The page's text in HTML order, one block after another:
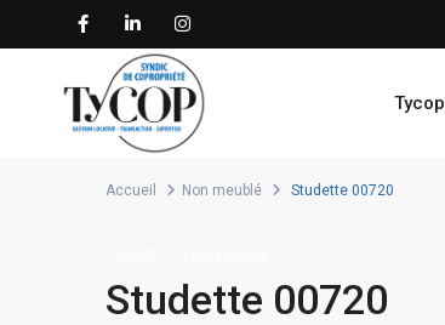
Tycop
Accueil Non meublé Studette 00720
Studette 00720